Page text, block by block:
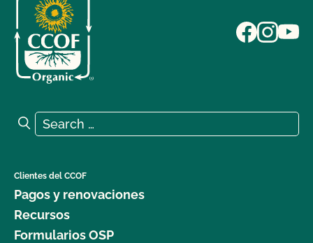
Search for:
Search
Clientes del CCOF
Pagos y renovaciones
Recursos
Formularios OSP